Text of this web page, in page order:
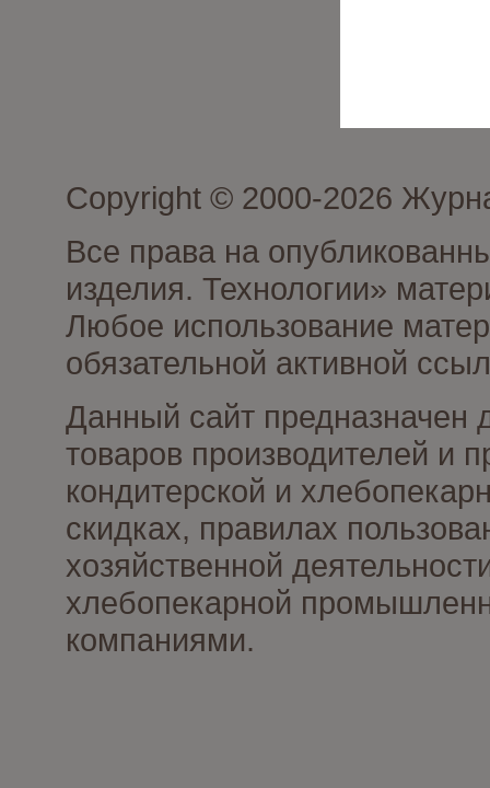
Copyright © 2000-2026
Все права на
изделия. Технологии»
Любое использование
обязательной активной
Данный сайт предназначен
товаров производителей и
кондитерской и
скидках, правилах
хозяйственной
хлебопекарной
компаниями.